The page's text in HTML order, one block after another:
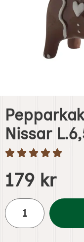
Nissar
Handla denna
pris
179 kr
antal